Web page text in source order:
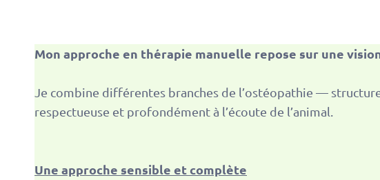
Mon approche en thérapie manuelle repose sur une
Je combine différentes branches de l’ostéopathie —
respectueuse et profondément à l’écoute de l’animal.
Une approche sensible et complète